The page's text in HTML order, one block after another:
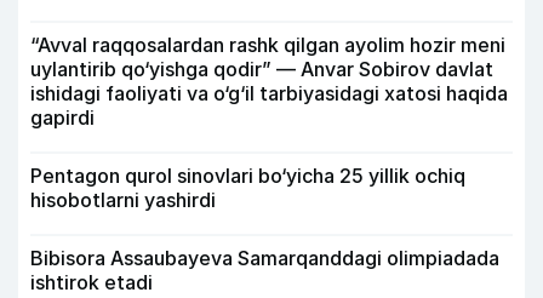
“Avval raqqosalardan rashk qilgan ayolim hozir meni
uylantirib qo‘yishga qodir” — Anvar Sobirov davlat
ishidagi faoliyati va o‘g‘il tarbiyasidagi xatosi haqida
gapirdi
Pentagon qurol sinovlari bo‘yicha 25 yillik ochiq
hisobotlarni yashirdi
Bibisora Assaubayeva Samarqanddagi olimpiadada
ishtirok etadi